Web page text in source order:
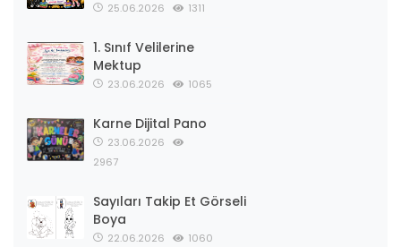
25.06.2026 1311
1. Sınıf Velilerine
Mektup
23.06.2026 1065
Karne Dijital Pano
23.06.2026
2967
Sayıları Takip Et Görseli
Boya
22.06.2026 1060